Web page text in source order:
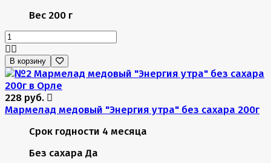
Вес 200 г
В корзину
228 руб.
Мармелад медовый "Энергия утра" без сахара 200г
Срок годности 4 месяца
Без сахара Да